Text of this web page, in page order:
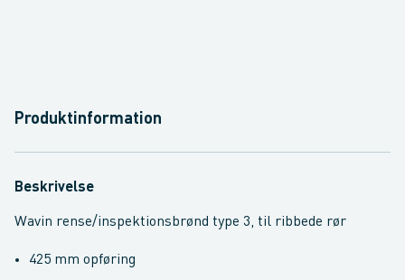
Produktinformation
Beskrivelse
Wavin rense/inspektionsbrønd type 3, til ribbede rør
425 mm opføring